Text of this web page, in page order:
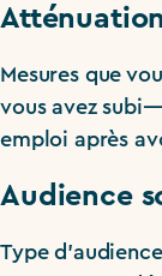
Atténuation
Mesures que
vous avez
emploi après
Audience
Type